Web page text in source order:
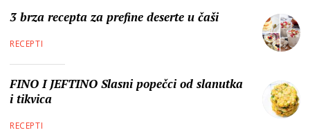
3 brza recepta za prefine deserte u čaši
RECEPTI
FINO I JEFTINO Slasni popečci od slanutka
i tikvica
RECEPTI